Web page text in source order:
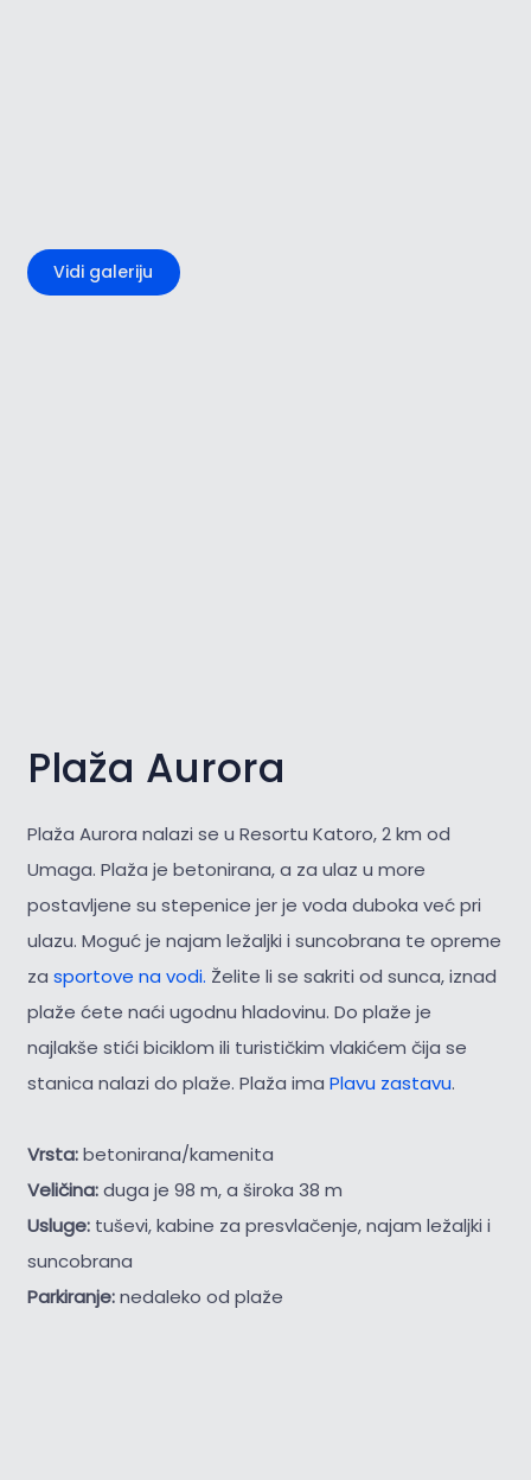
Vidi galeriju
Plaža Aurora
Plaža Aurora nalazi se u Resortu Katoro, 2 km od
Umaga. Plaža je betonirana, a za ulaz u more
postavljene su stepenice jer je voda duboka već pri
ulazu. Moguć je najam ležaljki i suncobrana te opreme
za sportove na vodi. Želite li se sakriti od sunca, iznad
plaže ćete naći ugodnu hladovinu. Do plaže je
najlakše stići biciklom ili turističkim vlakićem čija se
stanica nalazi do plaže. Plaža ima Plavu zastavu.
Vrsta:betonirana/kamenita
Veličina:duga je 98 m, a široka 38 m
Usluge: tuševi, kabine za presvlačenje, najam ležaljki i
suncobrana
Parkiranje:nedaleko od plaže